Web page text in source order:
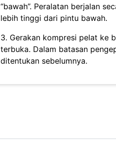
“bawah”. Peralatan berjalan
lebih tinggi dari pintu bawah.
3. Gerakan kompresi pelat ke
terbuka. Dalam batasan
ditentukan sebelumnya.